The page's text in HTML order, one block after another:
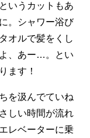
いうカットもあ
。シャワー浴び
オルで髪をくし
、あー…。とい
ます！
を汲んでていね
しい時間が流れ
レベーターに乗